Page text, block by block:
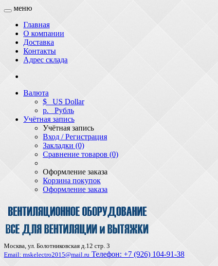
меню
Главная
О компании
Доставка
Контакты
Адрес склада
Валюта
$ US Dollar
р. Рубль
Учётная запись
Учётная запись
Вход / Регистрация
Закладки (0)
Сравнение товаров (0)
Оформление заказа
Корзина покупок
Оформление заказа
Москва, ул. Болотниковская д.12 стр. 3
Email: mskelectro2015@mail.ru Телефон: +7 (926) 104-91-З8